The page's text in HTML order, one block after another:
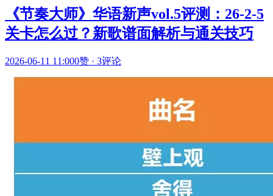
《节奏大师》华语新声vol.5评测：26-2-5
关卡怎么过？新歌谱面解析与通关技巧
2026-06-11 11:000赞 · 3评论